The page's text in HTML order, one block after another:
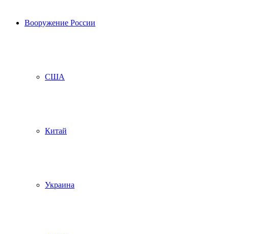
Вооружение России
США
Китай
Украина